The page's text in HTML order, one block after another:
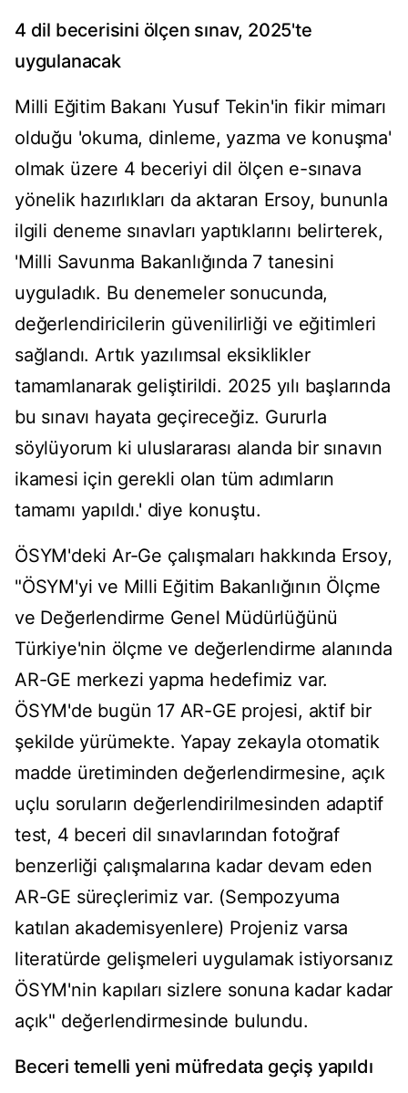
4 dil becerisini ölçen sınav, 2025'te
uygulanacak
Milli Eğitim Bakanı Yusuf Tekin'in fikir mimarı
olduğu 'okuma, dinleme, yazma ve konuşma'
olmak üzere 4 beceriyi dil ölçen e-sınava
yönelik hazırlıkları da aktaran Ersoy, bununla
ilgili deneme sınavları yaptıklarını belirterek,
'Milli Savunma Bakanlığında 7 tanesini
uyguladık. Bu denemeler sonucunda,
değerlendiricilerin güvenilirliği ve eğitimleri
sağlandı. Artık yazılımsal eksiklikler
tamamlanarak geliştirildi. 2025 yılı başlarında
bu sınavı hayata geçireceğiz. Gururla
söylüyorum ki uluslararası alanda bir sınavın
ikamesi için gerekli olan tüm adımların
tamamı yapıldı.' diye konuştu.
ÖSYM'deki Ar-Ge çalışmaları hakkında Ersoy,
"ÖSYM'yi ve Milli Eğitim Bakanlığının Ölçme
ve Değerlendirme Genel Müdürlüğünü
Türkiye'nin ölçme ve değerlendirme alanında
AR-GE merkezi yapma hedefimiz var.
ÖSYM'de bugün 17 AR-GE projesi, aktif bir
şekilde yürümekte. Yapay zekayla otomatik
madde üretiminden değerlendirmesine, açık
uçlu soruların değerlendirilmesinden adaptif
test, 4 beceri dil sınavlarından fotoğraf
benzerliği çalışmalarına kadar devam eden
AR-GE süreçlerimiz var. (Sempozyuma
katılan akademisyenlere) Projeniz varsa
literatürde gelişmeleri uygulamak istiyorsanız
ÖSYM'nin kapıları sizlere sonuna kadar kadar
açık" değerlendirmesinde bulundu.
Beceri temelli yeni müfredata geçiş yapıldı